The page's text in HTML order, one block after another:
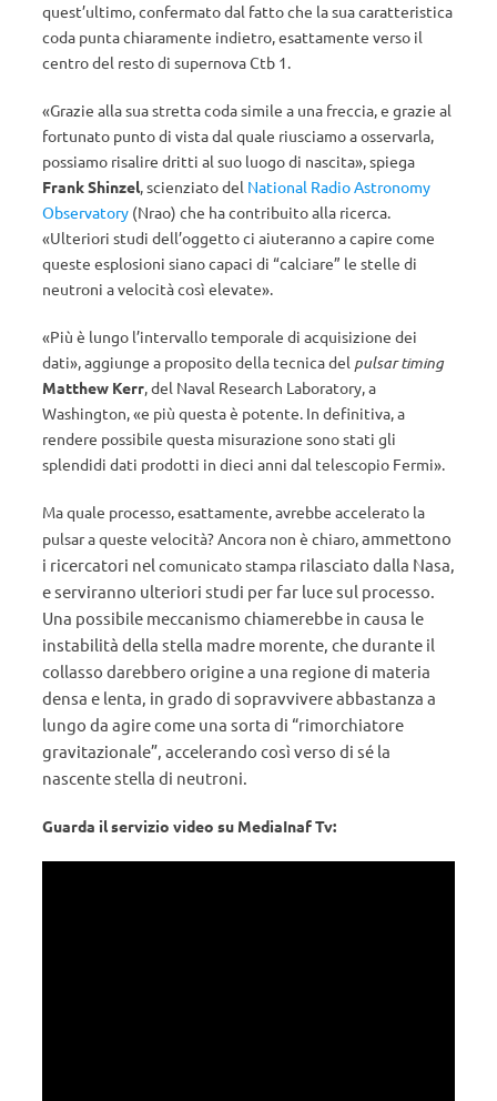
quest’ultimo, confermato dal fatto che la sua caratteristica
coda punta chiaramente indietro, esattamente verso il
centro del resto di supernova Ctb 1.
«Grazie alla sua stretta coda simile a una freccia, e grazie al
fortunato punto di vista dal quale riusciamo a osservarla,
possiamo risalire dritti al suo luogo di nascita», spiega
Frank Shinzel, scienziato del National Radio Astronomy
Observatory (Nrao) che ha contribuito alla ricerca.
«Ulteriori studi dell’oggetto ci aiuteranno a capire come
queste esplosioni siano capaci di “calciare” le stelle di
neutroni a velocità così elevate».
«Più è lungo l’intervallo temporale di acquisizione dei
dati», aggiunge a proposito della tecnica del pulsar timing
Matthew Kerr, del Naval Research Laboratory, a
Washington, «e più questa è potente. In definitiva, a
rendere possibile questa misurazione sono stati gli
splendidi dati prodotti in dieci anni dal telescopio Fermi».
Ma quale processo, esattamente, avrebbe accelerato la
pulsar a queste velocità? Ancora non è chiaro,ammettono
i ricercatori nel comunicato stampa rilasciato dalla Nasa,
e serviranno ulteriori studi per far luce sul processo.
Una possibile meccanismo chiamerebbe in causa le
instabilità della stella madre morente, che durante il
collasso darebbero origine a una regione di materia
densa e lenta, in grado di sopravvivere abbastanza a
lungo da agire come una sorta di “rimorchiatore
gravitazionale”, accelerando così verso di sé la
nascente stella di neutroni.
Guarda il servizio video su MediaInaf Tv: